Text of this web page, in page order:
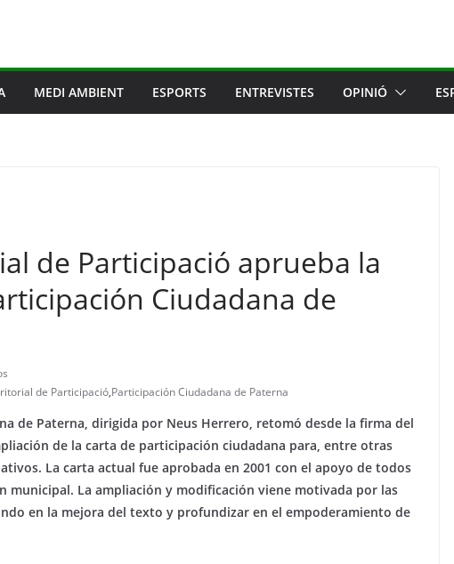
MEDI AMBIENT ESPORTS ENTREVISTES OPINIÓ
de Participació aprueba la
Ciudadana de
de Participació,Participación Ciudadana de Paterna
de Paterna, dirigida por Neus Herrero, retomó desde la firma del
de la carta de participación ciudadana para, entre otras
La carta actual fue aprobada en 2001 con el apoyo de todos
municipal. La ampliación y modificación viene motivada por las
en la mejora del texto y profundizar en el empoderamiento de